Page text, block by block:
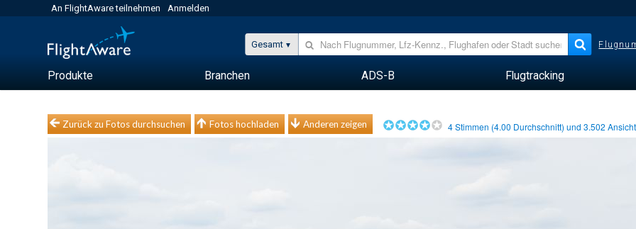
An FlightAware teilnehmen Anmelden
Gesamt
Produkte Branchen ADS-B Flugtracking
Zurück zu Fotos durchsuchen Fotos hochladen Anderen zeigen 4Stimmen (4.00 Durchschnitt) und3.502